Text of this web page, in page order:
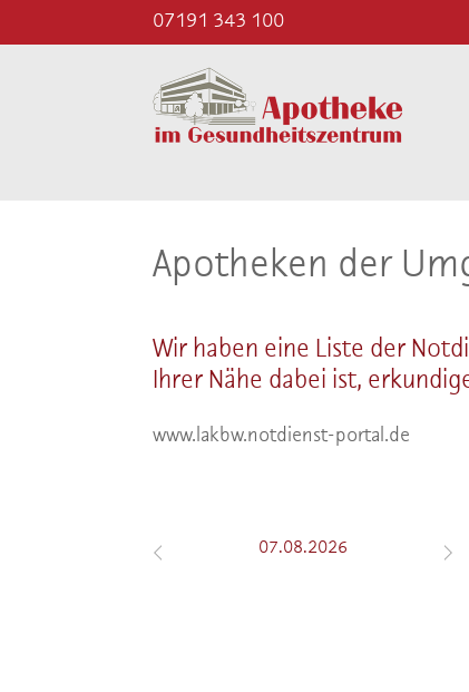
07191 343 100
Apotheken der
Wir haben eine Liste der
Ihrer Nähe dabei ist,
www.lakbw.notdienst-portal.de
07.08.2026